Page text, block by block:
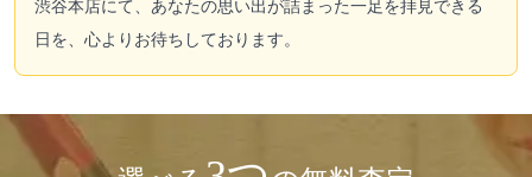
渋谷本店にて、あなたの思い出が詰まった一足を拝見できる
日を、心よりお待ちしております。